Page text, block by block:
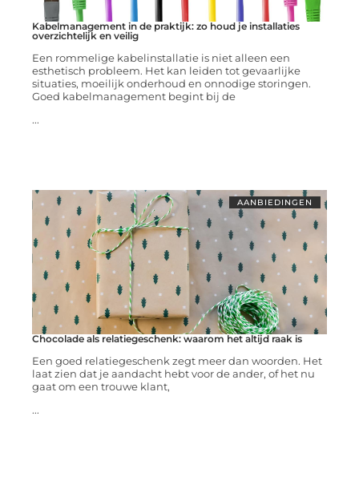
Kabelmanagement in de praktijk: zo houd je installaties
overzichtelijk en veilig
Een rommelige kabelinstallatie is niet alleen een
esthetisch probleem. Het kan leiden tot gevaarlijke
situaties, moeilijk onderhoud en onnodige storingen.
Goed kabelmanagement begint bij de
...
AANBIEDINGEN
Chocolade als relatiegeschenk: waarom het altijd raak is
Een goed relatiegeschenk zegt meer dan woorden. Het
laat zien dat je aandacht hebt voor de ander, of het nu
gaat om een trouwe klant,
...